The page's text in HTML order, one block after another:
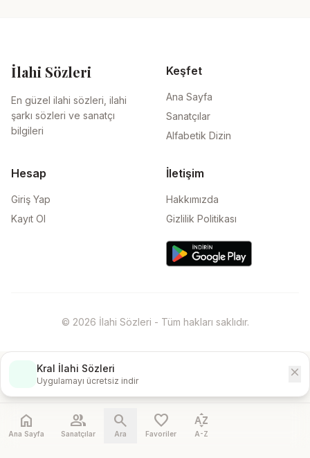
İlahi Sözleri
En güzel ilahi sözleri, ilahi
şarkı sözleri ve sanatçı
bilgileri
Keşfet
Ana Sayfa
Sanatçılar
Alfabetik Dizin
Hesap
Giriş Yap
Kayıt Ol
İletişim
Hakkımızda
Gizlilik Politikası
© 2026 İlahi Sözleri - Tüm hakları saklıdır.
Kral İlahi Sözleri
Uygulamayı ücretsiz indir
close
home
Ana Sayfa
people
Sanatçılar
search
Ara
favorite
Favoriler
sort_by_alpha
A-Z